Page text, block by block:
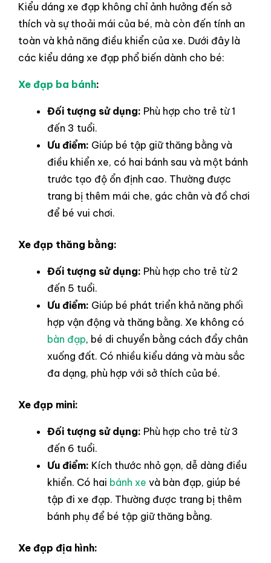
Kiểu dáng xe đạp không chỉ ảnh hưởng đến sở
thích và sự thoải mái của bé, mà còn đến tính an
toàn và khả năng điều khiển của xe. Dưới đây là
các kiểu dáng xe đạp phổ biến dành cho bé:
Xe đạp ba bánh:
Đối tượng sử dụng: Phù hợp cho trẻ từ 1
đến 3 tuổi.
Ưu điểm: Giúp bé tập giữ thăng bằng và
điều khiển xe, có hai bánh sau và một bánh
trước tạo độ ổn định cao. Thường được
trang bị thêm mái che, gác chân và đồ chơi
để bé vui chơi.
Xe đạp thăng bằng:
Đối tượng sử dụng: Phù hợp cho trẻ từ 2
đến 5 tuổi.
Ưu điểm: Giúp bé phát triển khả năng phối
hợp vận động và thăng bằng. Xe không có
bàn đạp, bé di chuyển bằng cách đẩy chân
xuống đất. Có nhiều kiểu dáng và màu sắc
đa dạng, phù hợp với sở thích của bé.
Xe đạp mini:
Đối tượng sử dụng: Phù hợp cho trẻ từ 3
đến 6 tuổi.
Ưu điểm: Kích thước nhỏ gọn, dễ dàng điều
khiển. Có hai bánh xe và bàn đạp, giúp bé
tập đi xe đạp. Thường được trang bị thêm
bánh phụ để bé tập giữ thăng bằng.
Xe đạp địa hình: